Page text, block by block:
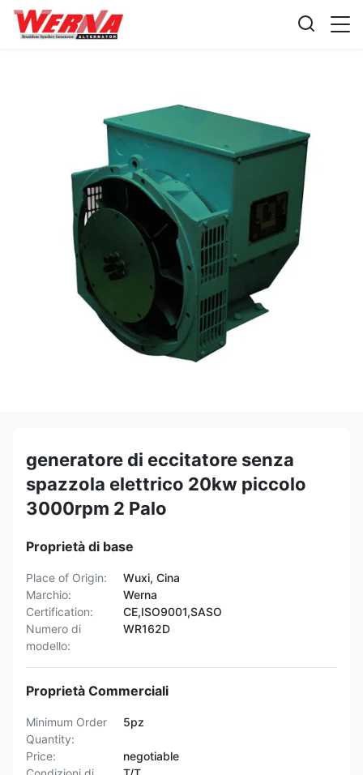
generatore di eccitatore senza
spazzola elettrico 20kw piccolo
3000rpm 2 Palo
Proprietà di base
Place of Origin:
Wuxi, Cina
Marchio:
Werna
Certification:
CE,ISO9001,SASO
Numero di
modello:
WR162D
Proprietà Commerciali
Minimum Order
Quantity:
5pz
Price:
negotiable